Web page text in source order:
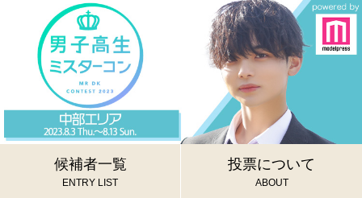
候補者一覧
ENTRY LIST
投票について
ABOUT